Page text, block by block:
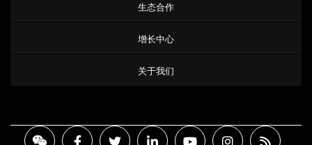
生态合作
增长中心
关于我们